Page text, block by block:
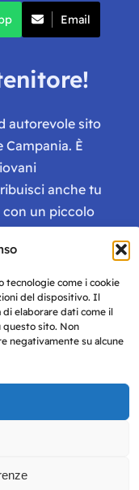
tecnologie come i cookie
del dispositivo. Il
elaborare dati come il
questo sito. Non
negativamente su alcune
Email
autorevole sito
È
anche tu
con un piccolo
magazine gratis
il tribunale di
l’utilizzo delle